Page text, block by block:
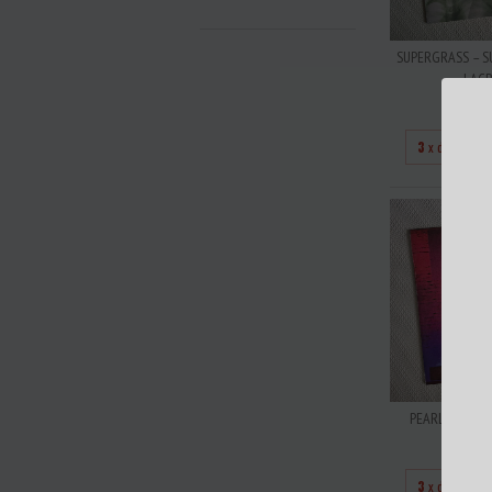
SUPERGRASS –
3 x de
PEARL JAM –
3 x de